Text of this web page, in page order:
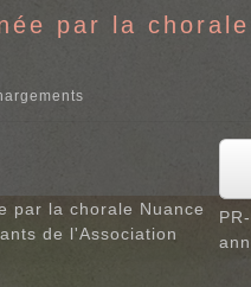
par la
par la chorale Nuance
de l'Association